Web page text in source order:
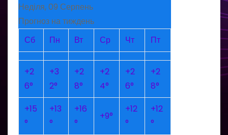
Неділя, 09 Серпень
Прогноз на тиждень
Сб
Пн Вт Ср Чт Пт
+2
6°
+3
2°
+2
8°
+2
4°
+2
6°
+2
8°
+15
°
+13
°
+16
°
+9°
+12
°
+12
°